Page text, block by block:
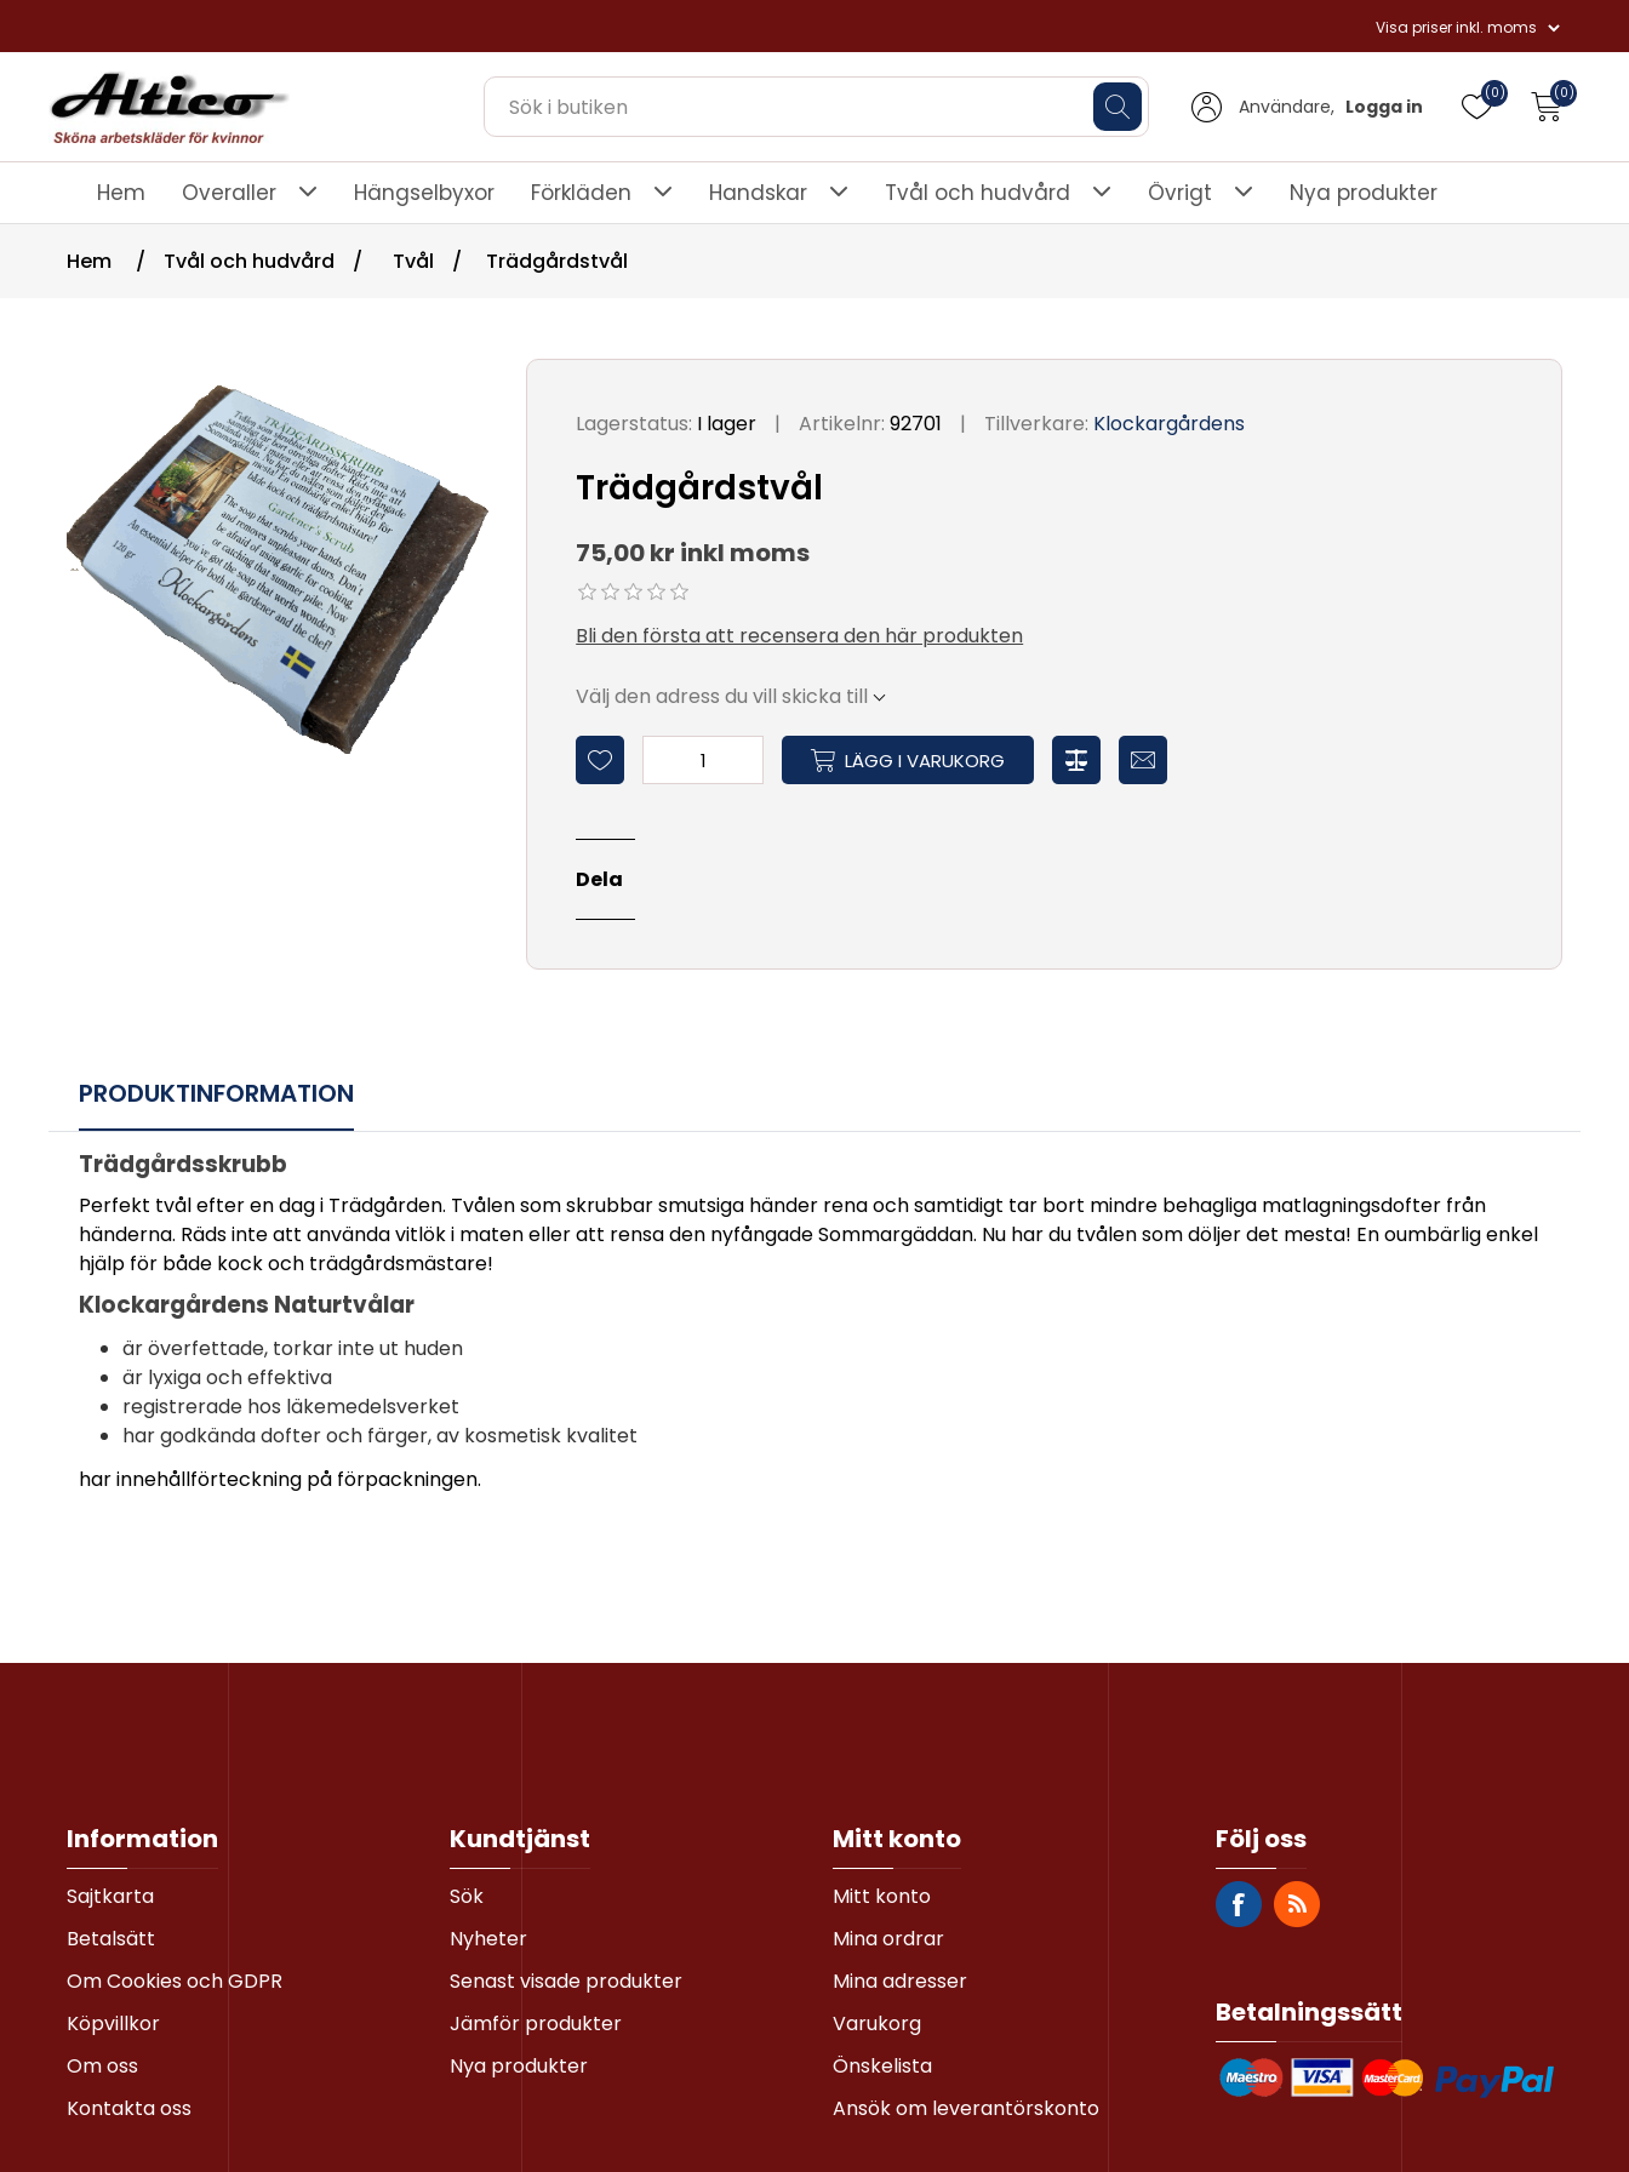
Användare, Logga in
(0) (0)
Hem Overaller Hängselbyxor Förkläden Handskar Tvål och hudvård Övrigt Nya produkter
Hem / Tvål och hudvård / Tvål / Trädgårdstvål
Lagerstatus: I lager | Artikelnr: 92701 | Tillverkare: Klockargårdens
Trädgårdstvål
75,00 kr inkl moms
Bli den första att recensera den här produkten
Välj den adress du vill skicka till
LÄGG I VARUKORG
Dela
PRODUKTINFORMATION
Trädgårdsskrubb
Perfekt tvål efter en dag i Trädgården. Tvålen som skrubbar smutsiga händer rena och samtidigt tar bort mindre behagliga matlagningsdofter från
händerna. Räds inte att använda vitlök i maten eller att rensa den nyfångade Sommargäddan. Nu har du tvålen som döljer det mesta! En oumbärlig enkel
hjälp för både kock och trädgårdsmästare!
Klockargårdens Naturtvålar
är överfettade, torkar inte ut huden
är lyxiga och effektiva
registrerade hos läkemedelsverket
har godkända dofter och färger, av kosmetisk kvalitet
har innehållförteckning på förpackningen.
Information
Sajtkarta
Betalsätt
Om Cookies och GDPR
Köpvillkor
Om oss
Kontakta oss
Kundtjänst
Sök
Nyheter
Senast visade produkter
Jämför produkter
Nya produkter
Mitt konto
Mitt konto
Mina ordrar
Mina adresser
Varukorg
Önskelista
Ansök om leverantörskonto
Följ oss
Betalningssätt